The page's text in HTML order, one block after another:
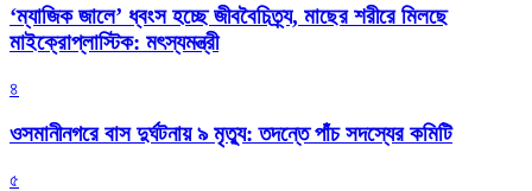
‘ম্যাজিক জালে’ ধ্বংস হচ্ছে জীববৈচিত্র্য, মাছের শরীরে মিলছে
মাইক্রোপ্লাস্টিক: মৎস্যমন্ত্রী
৪
ওসমানীনগরে বাস দুর্ঘটনায় ৯ মৃত্যু: তদন্তে পাঁচ সদস্যের কমিটি
৫